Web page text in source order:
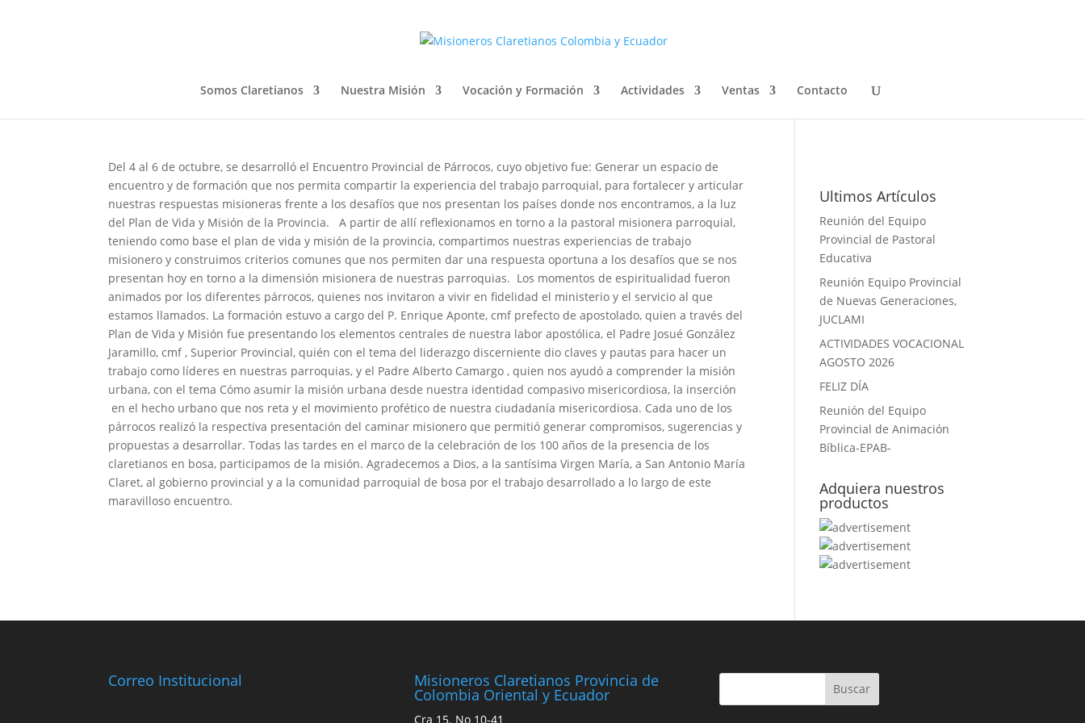
Somos Claretianos Nuestra Misión Vocación y Formación Actividades Ventas Contacto
Del 4 al 6 de octubre, se desarrolló el Encuentro Provincial de Párrocos, cuyo objetivo fue: Generar un espacio de
encuentro y de formación que nos permita compartir la experiencia del trabajo parroquial, para fortalecer y articular
nuestras respuestas misioneras frente a los desafíos que nos presentan los países donde nos encontramos, a la luz
del Plan de Vida y Misión de la Provincia.
A partir de allí reflexionamos en torno a la pastoral misionera parroquial,
teniendo como base el plan de vida y misión de la provincia, compartimos nuestras experiencias de trabajo
misionero y construimos criterios comunes que nos permiten dar una respuesta oportuna a los desafíos que se nos
presentan hoy en torno a la dimensión misionera de nuestras parroquias. Los momentos de espiritualidad fueron
animados por los diferentes párrocos, quienes nos invitaron a vivir en fidelidad el ministerio y el servicio al que
estamos llamados. La formación estuvo a cargo del P. Enrique Aponte, cmf prefecto de apostolado, quien a través del
Plan de Vida y Misión fue presentando los elementos centrales de nuestra labor apostólica, el Padre Josué González
Jaramillo, cmf , Superior Provincial, quién con el tema del liderazgo discerniente dio claves y pautas para hacer un
trabajo como líderes en nuestras parroquias, y el Padre Alberto Camargo , quien nos ayudó a comprender la misión
urbana, con el tema Cómo asumir la misión urbana desde nuestra identidad compasivo misericordiosa, la inserción
en el hecho urbano que nos reta y el movimiento profético de nuestra ciudadanía misericordiosa. Cada uno de los
párrocos realizó la respectiva presentación del caminar misionero que permitió generar compromisos, sugerencias y
propuestas a desarrollar. Todas las tardes en el marco de la celebración de los 100 años de la presencia de los
claretianos en bosa, participamos de la misión. Agradecemos a Dios, a la santísima Virgen María, a San Antonio María
Claret, al gobierno provincial y a la comunidad parroquial de bosa por el trabajo desarrollado a lo largo de este
maravilloso encuentro.
Ultimos Artículos
Reunión del Equipo
Provincial de Pastoral
Educativa
Reunión Equipo Provincial
de Nuevas Generaciones,
JUCLAMI
ACTIVIDADES VOCACIONAL
AGOSTO 2026
FELIZ DÍA
Reunión del Equipo
Provincial de Animación
Bíblica-EPAB-
Adquiera nuestros
productos
Correo Institucional Misioneros Claretianos Provincia de
Colombia Oriental y Ecuador
Cra 15. No 10-41